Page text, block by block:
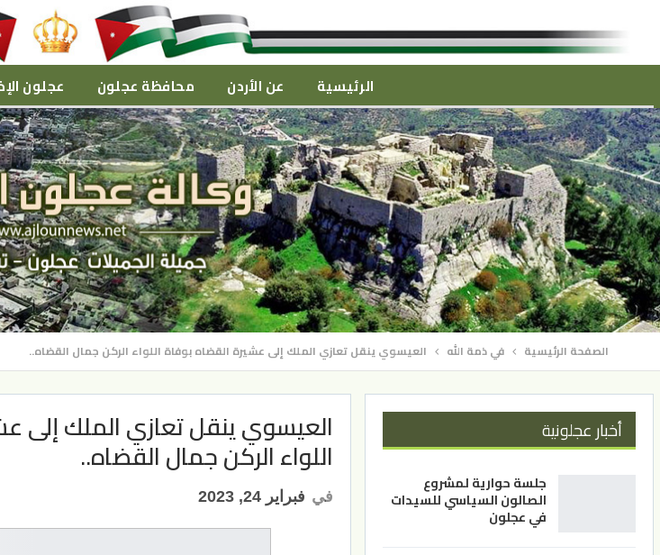
الرئيسية عن الأردن محافظة عجلون عجلون
الصفحة الرئيسية في ذمة الله العيسوي ينقل تعازي الملك إلى عشيرة القضاه بوفاة اللواء الركن جمال القضاه..
العيسوي ينقل تعازي الملك إلى
اللواء الركن جمال القضاه..
في فبراير 24, 2023
أخبار عجلونية
جلسة حوارية لمشروع
الصالون السياسي للسيدات
في عجلون